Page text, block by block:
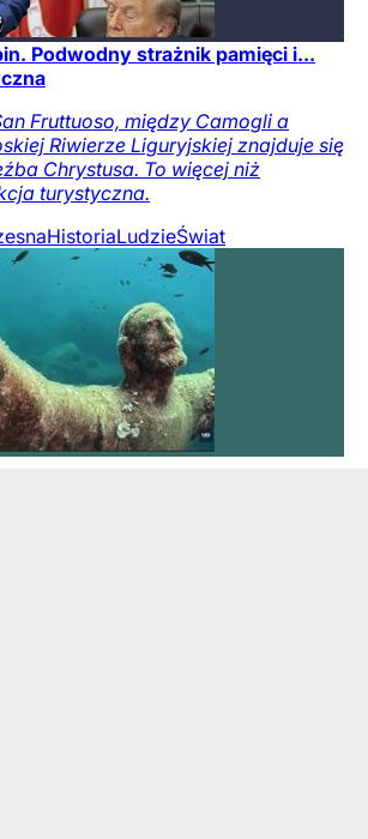
Podwodny strażnik pamięci i...
Fruttuoso, między Camogli a
Riwierze Liguryjskiej znajduje się
Chrystusa. To więcej niż
turystyczna.
HistoriaLudzieŚwiat